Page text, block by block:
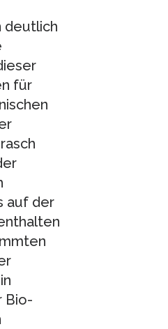
deutlich
für
auf der
Bio-